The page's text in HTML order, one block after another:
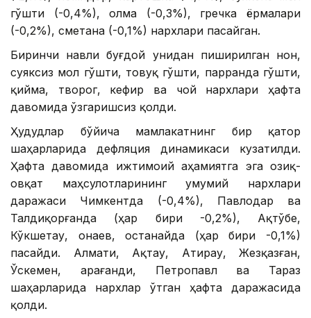
гўшти (-0,4%), олма (-0,3%), гречка ёрмалари
(-0,2%), сметана (-0,1%) нархлари пасайган.
Биринчи навли буғдой унидан пиширилган нон,
суяксиз мол гўшти, товуқ гўшти, парранда гўшти,
қийма, творог, кефир ва чой нархлари ҳафта
давомида ўзгаришсиз қолди.
Ҳудудлар бўйича мамлакатнинг бир қатор
шаҳарларида дефляция динамикаси кузатилди.
Ҳафта давомида ижтимоий аҳамиятга эга озиқ-
овқат маҳсулотларининг умумий нархлари
даражаси Чимкентда (-0,4%), Павлодар ва
Талдиқорғанда (ҳар бири -0,2%), Ақтўбе,
Кўкшетау, Қонаев, Қостанайда (ҳар бири -0,1%)
пасайди. Алмати, Ақтау, Атирау, Жезқазған,
Ўскемен, Қарағанди, Петропавл ва Тараз
шаҳарларида нархлар ўтган ҳафта даражасида
қолди.